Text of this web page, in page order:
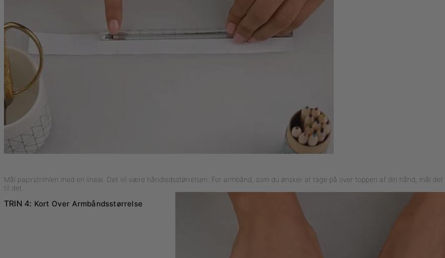
Mål papirstrimlen med en lineal. Det vil være håndledsstørrelsen. For armbånd, som du ønsker at tage på over toppen af din hånd, mål
til det.
TRIN 4: Kort Over Armbåndsstørrelse